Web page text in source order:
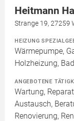
Heitmann
Strange 19, 27259
HEIZUNG
Wärmepumpe,
Holzheizung,
ANGEBOTENE
Wartung,
Austausch,
Renovierung,